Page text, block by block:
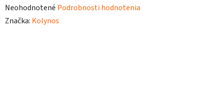
Priemerné
hodnotenie
Neohodnotené Podrobnosti hodnotenia
Značka: Kolynos